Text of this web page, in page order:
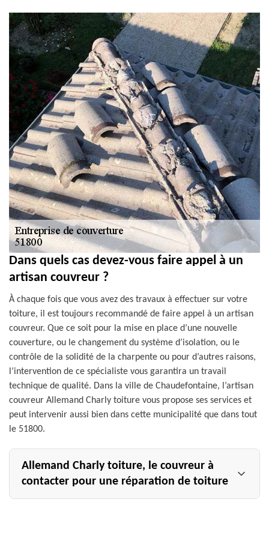
et PVC 51
Dans quels cas devez-vous faire appel à un
artisan couvreur ?
À chaque fois que vous avez des travaux à effectuer sur votre
toiture, il est toujours recommandé de faire appel à un artisan
couvreur. Que ce soit pour la mise en place d’une nouvelle
couverture, ou le changement du système d’isolation, ou le
contrôle de la solidité de la charpente ou pour d’autres raisons,
l’intervention de ce spécialiste vous garantira un travail
technique de qualité. Dans la ville de Chaudefontaine, l’artisan
couvreur Allemand Charly toiture vous propose ses services et
peut intervenir aussi bien dans cette municipalité que dans tout
le 51800.
Allemand Charly toiture, le couvreur à
contacter pour une réparation de toiture